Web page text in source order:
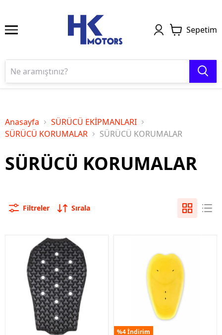
Sepetim
Anasayfa
SÜRÜCÜ EKİPMANLARI
SÜRÜCÜ KORUMALAR
SÜRÜCÜ KORUMALAR
SÜRÜCÜ KORUMALAR
Filtreler Sırala
%4 İndirim